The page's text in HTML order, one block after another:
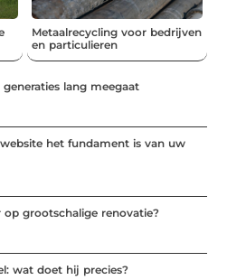
Metaalrecycling voor bedrijven
en particulieren
lang meegaat
het fundament is van uw
op grootschalige renovatie?
wat doet hij precies?